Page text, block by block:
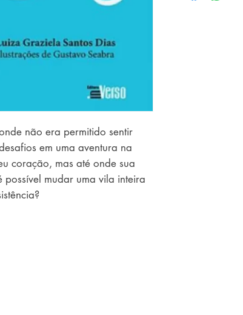
não era permitido sentir
em uma aventura na
coração, mas até onde sua
possível mudar uma vila inteira